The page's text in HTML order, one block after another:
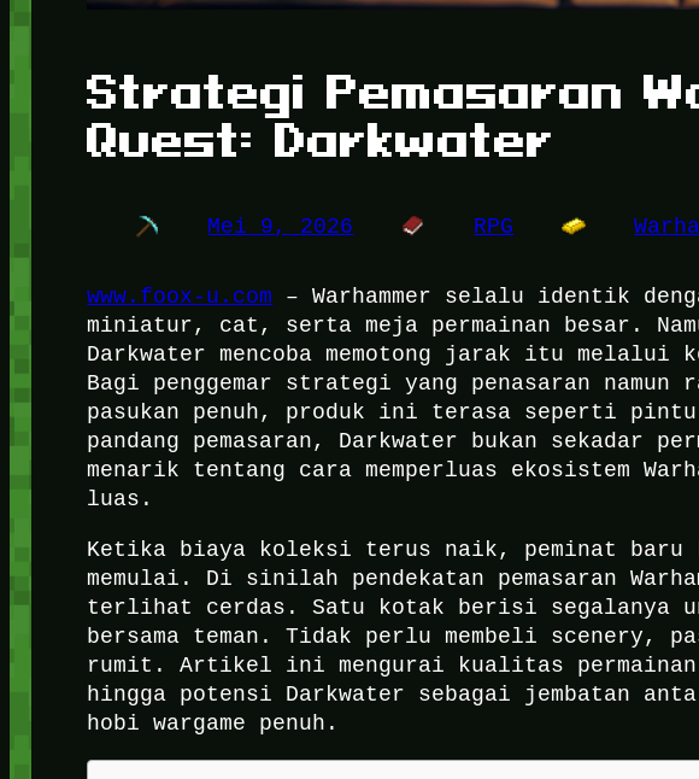
Strategi Pemasaran
Quest: Darkwater
Mei 9, 2026 RPG
www.foox-u.com – Warhammer selalu identik
miniatur, cat, serta meja permainan besar.
Darkwater mencoba memotong jarak itu melalui
Bagi penggemar strategi yang penasaran namun
pasukan penuh, produk ini terasa seperti
pandang pemasaran, Darkwater bukan sekadar
menarik tentang cara memperluas ekosistem
luas.
Ketika biaya koleksi terus naik, peminat baru
memulai. Di sinilah pendekatan pemasaran
terlihat cerdas. Satu kotak berisi segalanya
bersama teman. Tidak perlu membeli scenery,
rumit. Artikel ini mengurai kualitas
hingga potensi Darkwater sebagai jembatan
hobi wargame penuh.